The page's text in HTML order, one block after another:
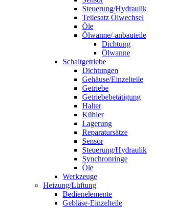
Steuerung/Hydraulik
Teilesatz Ölwechsel
Öle
Ölwanne/-anbauteile
Dichtung
Ölwanne
Schaltgetriebe
Dichtungen
Gehäuse/Einzelteile
Getriebe
Getriebebetätigung
Halter
Kühler
Lagerung
Reparatursätze
Sensor
Steuerung/Hydraulik
Synchronringe
Öle
Werkzeuge
Heizung/Lüftung
Bedienelemente
Gebläse-Einzelteile